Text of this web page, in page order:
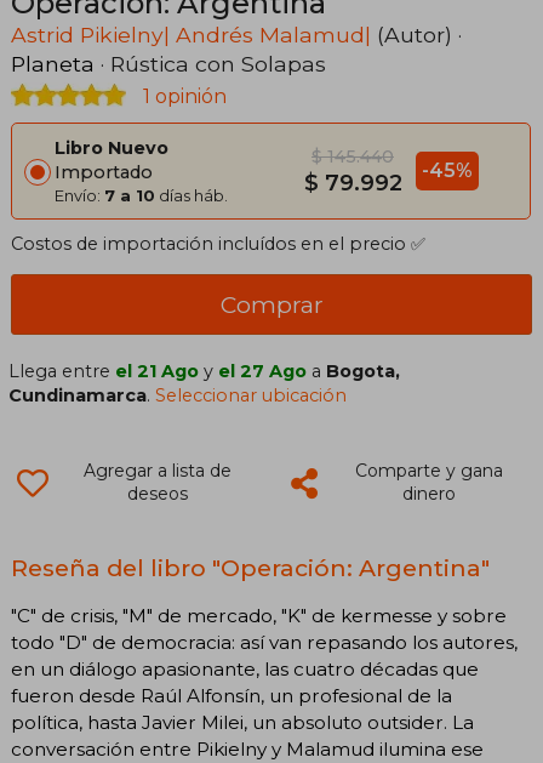
Astrid Pikielny| Andrés Malamud| (Autor) ·
Planeta · Rústica con Solapas
1 opinión
Libro Nuevo
Importado
Envío: 7 a 10 días háb.
$ 145.440
$ 79.992 -45%
Costos de importación incluídos en el precio ✅
Comprar
Llega entre el 21 Ago y el 27 Ago a Bogota,
Cundinamarca.Seleccionar ubicación
Agregar a lista de
deseos
Comparte y gana
dinero
Reseña del libro "Operación: Argentina"
"C" de crisis, "M" de mercado, "K" de kermesse y sobre
todo "D" de democracia: así van repasando los autores,
en un diálogo apasionante, las cuatro décadas que
fueron desde Raúl Alfonsín, un profesional de la
política, hasta Javier Milei, un absoluto outsider. La
conversación entre Pikielny y Malamud ilumina ese